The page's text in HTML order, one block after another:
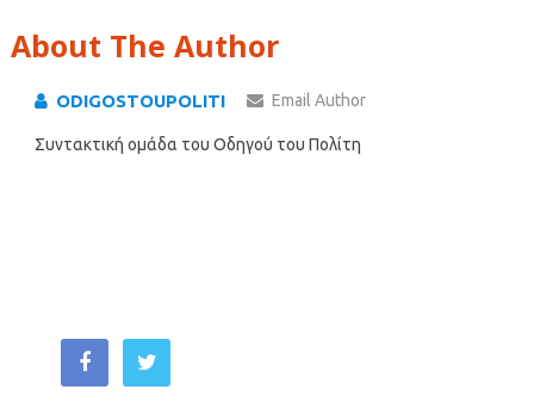
About The Author
ODIGOSTOUPOLITI Email Author
Συντακτική ομάδα του Οδηγού του Πολίτη